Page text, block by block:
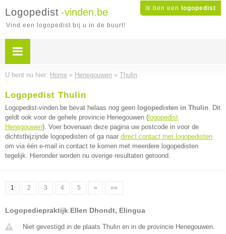
Ik ben een logopedist
Logopedist -vinden.be
Vind een logopedist bij u in de buurt!
U bent nu hier: Home » Henegouwen » Thulin
Logopedist Thulin
Logopedist-vinden.be bevat helaas nog geen logopedisten in Thulin. Dit
geldt ook voor de gehele provincie Henegouwen ( logopedist
Henegouwen). Voer bovenaan deze pagina uw postcode in voor de
dichtstbijzijnde logopedisten of ga naar direct contact met logopedisten
om via één e-mail in contact te komen met meerdere logopedisten
tegelijk. Hieronder worden nu overige resultaten getoond.
1 2 3 4 5 » »»
Logopediepraktijk Ellen Dhondt, Elingua
Niet gevestigd in de plaats Thulin en in de provincie Henegouwen.